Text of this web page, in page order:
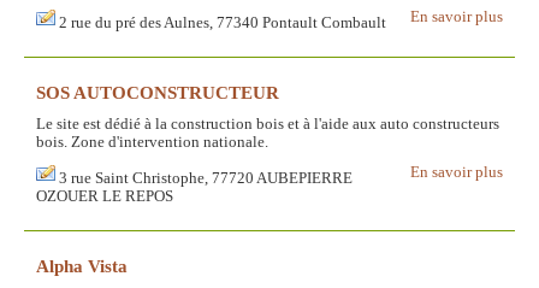
En savoir plus
2 rue du pré des Aulnes, 77340 Pontault Combault
SOS AUTOCONSTRUCTEUR
Le site est dédié à la construction bois et à l'aide aux auto constructeurs
bois. Zone d'intervention nationale.
En savoir plus
3 rue Saint Christophe, 77720 AUBEPIERRE
OZOUER LE REPOS
Alpha Vista